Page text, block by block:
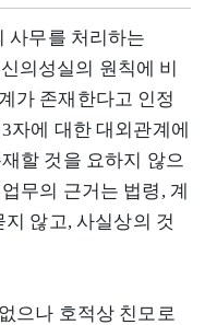
사무를 처리하는
의성실의 원칙에 비
가 존재한다고 인정
자에 대한 대외관계에
할 것을 요하지 않으
무의 근거는 법령, 계
않고, 사실상의 것
으나 호적상 친모로